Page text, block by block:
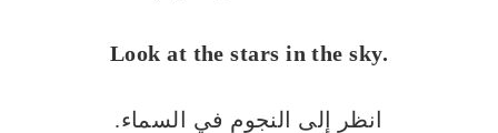
Look at the stars in the sky.
انظر إلى النجوم في السماء.